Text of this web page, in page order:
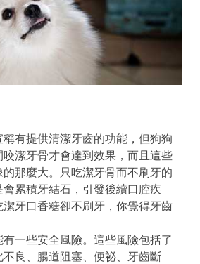
有提供清潔牙齒的功能，但狗狗
潔牙骨才會達到效果，而且這些
那麼大。只吃潔牙骨而不刷牙的
累積牙結石，引發後續口腔疾
牙口香糖卻不刷牙，你覺得牙齒
一些安全風險。這些風險包括了
良、腸道阻塞、便祕、牙齒斷